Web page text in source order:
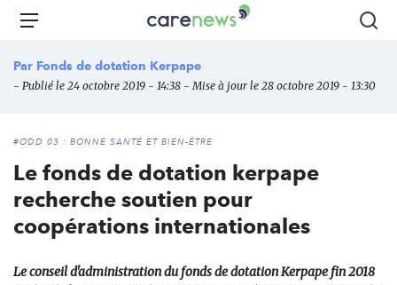
Aller
principal
Carenews,
média
des
l'engagement
Menu
Par Fonds de dotation Kerpape
- Publié le 24 octobre 2019 - 14:38 - Mise à jour le 28 octobre 2019 - 13:30
#ODD 03 : BONNE SANTÉ ET BIEN-ÊTRE
Le fonds de dotation kerpape
recherche soutien pour
coopérations internationales
Le conseil d'administration du fonds de dotation Kerpape fin 2018